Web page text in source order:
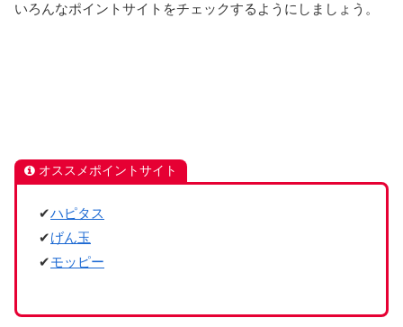
いろんなポイントサイトをチェックするようにしましょう。
オススメポイントサイト
✔ハピタス
✔げん玉
✔モッピー